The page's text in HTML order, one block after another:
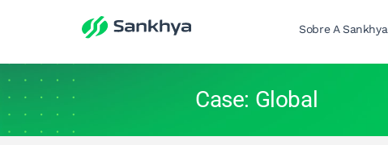
Sobre A Sankhya
Case: Global